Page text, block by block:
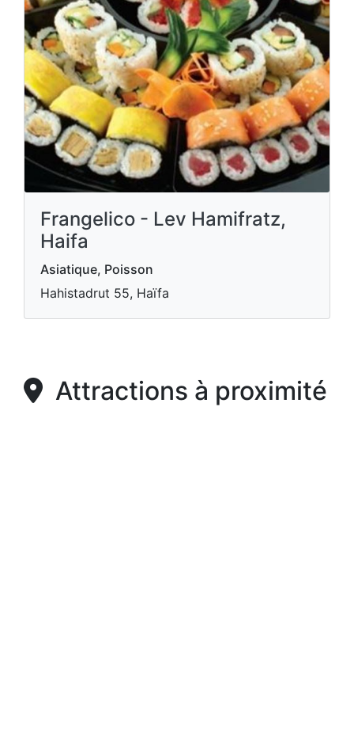
Frangelico - Lev Hamifratz,
Haifa
Asiatique, Poisson
Hahistadrut 55, Haïfa
Attractions à proximité